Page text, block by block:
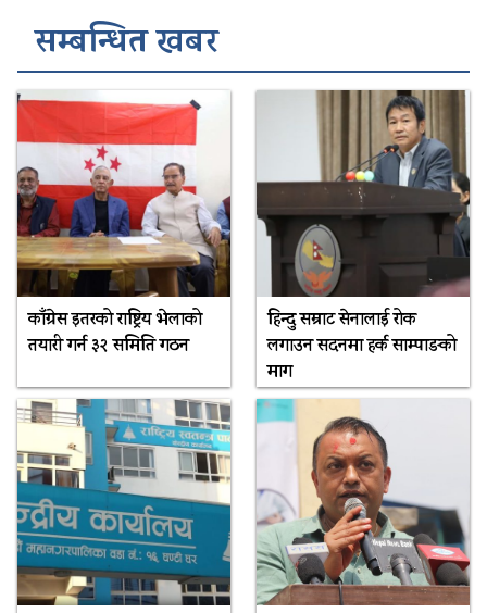
सम्बन्धित खबर
काँग्रेस इतरको राष्ट्रिय भेलाको
तयारी गर्न ३२ समिति गठन
हिन्दु सम्राट सेनालाई रोक
लगाउन सदनमा हर्क साम्पाङको
माग